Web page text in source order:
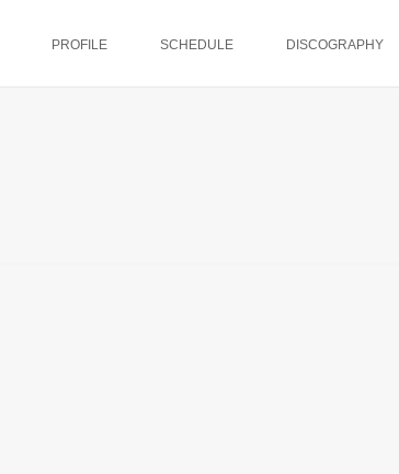
PROFILE SCHEDULE DISCOGRAPHY